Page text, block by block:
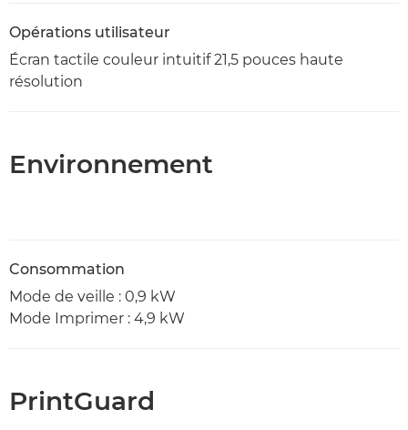
Opérations utilisateur
Écran tactile couleur intuitif 21,5 pouces haute
résolution
Environnement
Consommation
Mode de veille : 0,9 kW
Mode Imprimer : 4,9 kW
PrintGuard